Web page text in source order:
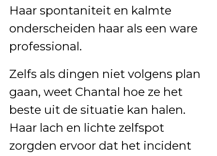
Haar spontaniteit en kalmte
onderscheiden haar als een ware
professional.
Zelfs als dingen niet volgens plan
gaan, weet Chantal hoe ze het
beste uit de situatie kan halen.
Haar lach en lichte zelfspot
zorgden ervoor dat het incident